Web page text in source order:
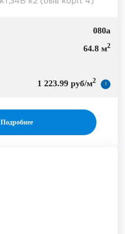
080а
64.8 м2
1 223.99 руб/м2 !
Подробнее